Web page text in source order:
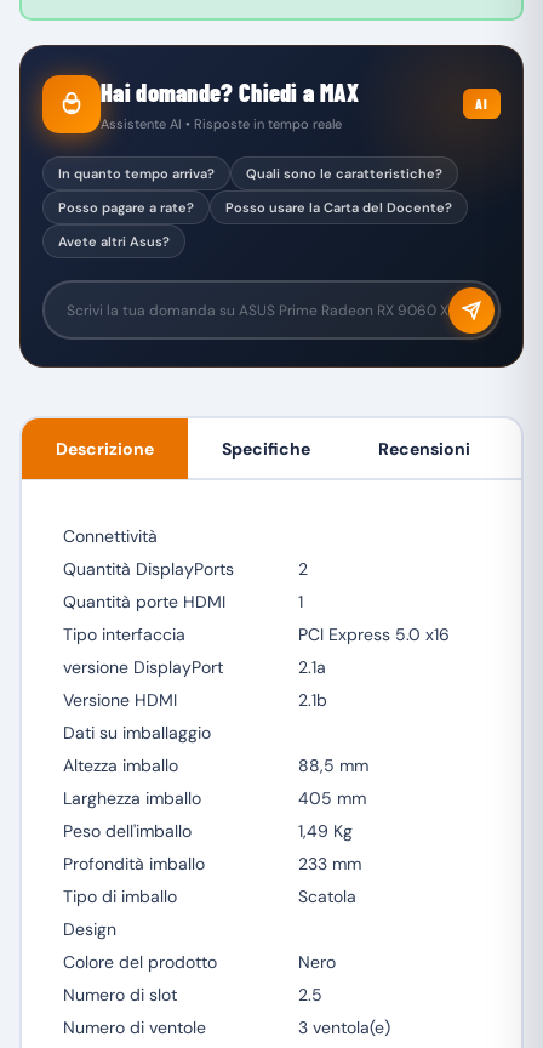
Hai domande? Chiedi a MAX
Assistente AI • Risposte in tempo reale
AI
In quanto tempo arriva?
Quali sono le caratteristiche?
Posso pagare a rate?
Posso usare la Carta del Docente?
Avete altri Asus?
Descrizione Specifiche Recensioni
Connettività
Quantità DisplayPorts
2
Quantità porte HDMI
1
Tipo interfaccia
PCI Express 5.0 x16
versione DisplayPort
2.1a
Versione HDMI
2.1b
Dati su imballaggio
Altezza imballo
88,5 mm
Larghezza imballo
405 mm
Peso dell'imballo
1,49 Kg
Profondità imballo
233 mm
Tipo di imballo
Scatola
Design
Colore del prodotto
Nero
Numero di slot
2.5
Numero di ventole
3 ventola(e)